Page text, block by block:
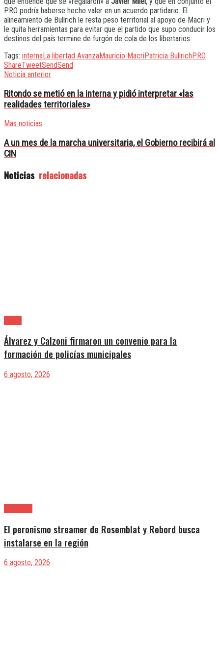
PRO podría haberse hecho valer en un acuerdo partidario. El
alineamiento de Bullrich le resta peso territorial al apoyo de Macri y
le quita herramientas para evitar que el partido que supo conducir los
destinos del país termine de furgón de cola de los libertarios.
Tags: internaLa libertad AvanzaMauricio MacriPatricia BullrichPRO
ShareTweetSendSend
Noticia anterior
Ritondo se metió en la interna y pidió interpretar «las
realidades territoriales»
Mas noticias
A un mes de la marcha universitaria, el Gobierno recibirá al
CIN
Noticias relacionadas
Álvarez y Calzoni firmaron un convenio para la
formación de policías municipales
6 agosto, 2026
El peronismo streamer de Rosemblat y Rebord busca
instalarse en la región
6 agosto, 2026